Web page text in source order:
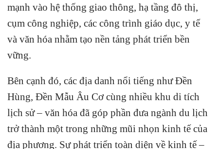
mạnh vào hệ thống giao thông, hạ tầng đô thị,
cụm công nghiệp, các công trình giáo dục, y tế
và văn hóa nhằm tạo nền tảng phát triển bền
vững.
Bên cạnh đó, các địa danh nổi tiếng như Đền
Hùng, Đền Mẫu Âu Cơ cùng nhiều khu di tích
lịch sử – văn hóa đã góp phần đưa ngành du lịch
trở thành một trong những mũi nhọn kinh tế của
địa phương. Sự phát triển toàn diện về kinh tế –